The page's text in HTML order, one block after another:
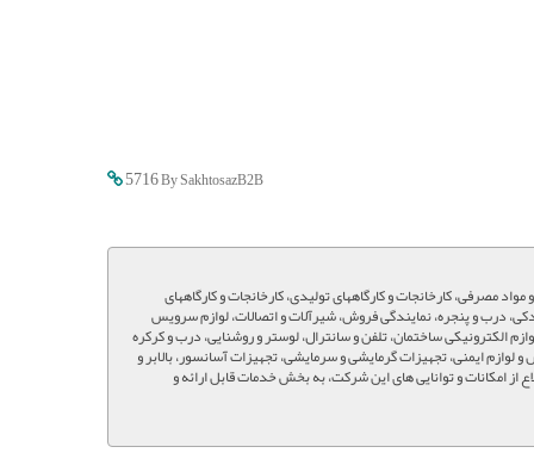
5716By SakhtosazB2B
مصرفی، کارخانجات و کارگاههای تولیدی، کارخانجات و کارگاههای
درب و پنجره، نمایندگی فروش، شیرآلات و اتصالات، لوازم سرویس
الکترونیکی ساختمان، تلفن و سانترال، لوستر و روشنایی، درب و کرکره
لوازم ایمنی، تجهیزات گرمایشی و سرمایشی، تجهیزات آسانسور، بالابر و
امکانات و توانایی های این شرکت، به بخش خدمات قابل ارائه و